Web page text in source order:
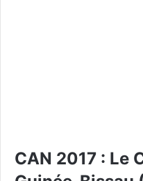
CAN 2017 : Le